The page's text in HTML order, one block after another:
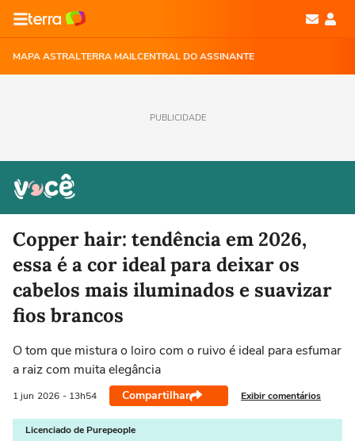
MAPA ASTRALTERRA MAILCENTRAL DO ASSINANTE
PUBLICIDADE
Copper hair: tendência em 2026,
essa é a cor ideal para deixar os
cabelos mais iluminados e suavizar
fios brancos
O tom que mistura o loiro com o ruivo é ideal para esfumar
a raiz com muita elegância
1 jun 2026 - 13h54 Compartilhar Exibir comentários
Licenciado de Purepeople